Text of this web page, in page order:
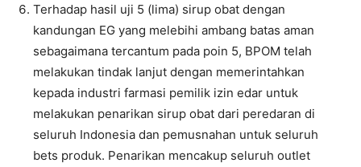
Terhadap hasil uji 5 (lima) sirup obat dengan
kandungan EG yang melebihi ambang batas aman
sebagaimana tercantum pada poin 5, BPOM telah
melakukan tindak lanjut dengan memerintahkan
kepada industri farmasi pemilik izin edar untuk
melakukan penarikan sirup obat dari peredaran di
seluruh Indonesia dan pemusnahan untuk seluruh
bets produk. Penarikan mencakup seluruh outlet